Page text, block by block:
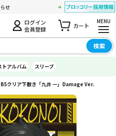
せ
ログイン
会員登録
カート
MENU
検索
アルバム スリーブ
クリア下敷き「九井 一」Damage Ver.